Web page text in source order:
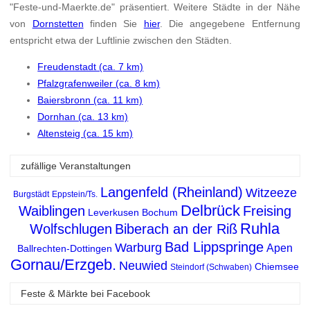
"Feste-und-Maerkte.de" präsentiert. Weitere Städte in der Nähe
von Dornstetten finden Sie hier. Die angegebene Entfernung
entspricht etwa der Luftlinie zwischen den Städten.
Freudenstadt (ca. 7 km)
Pfalzgrafenweiler (ca. 8 km)
Baiersbronn (ca. 11 km)
Dornhan (ca. 13 km)
Altensteig (ca. 15 km)
zufällige Veranstaltungen
Burgstädt Eppstein/Ts. Langenfeld (Rheinland) Witzeeze
Waiblingen Leverkusen Bochum Delbrück Freising
Wolfschlugen Biberach an der Riß Ruhla
Ballrechten-Dottingen Warburg Bad Lippspringe Apen
Gornau/Erzgeb. Neuwied Steindorf (Schwaben) Chiemsee
Feste & Märkte bei Facebook